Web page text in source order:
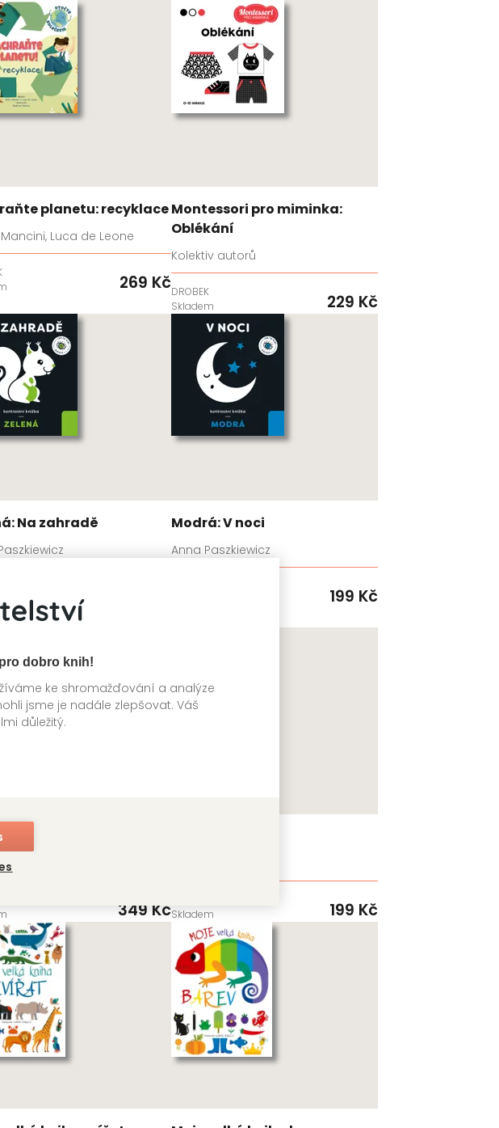
dobro knih!
ke shromažďování a analýze
jsme je nadále zlepšovat. Váš
důležitý.
planetu: recyklace
Luca de Leone
269 Kč
Montessori pro miminka:
Oblékání
Kolektiv autorů
DROBEK
Skladem
229 Kč
Na zahradě Modrá: V noci
Anna Paszkiewicz
199 Kč
Rezavé!
Habersack
349 KčSkladem
199 Kč